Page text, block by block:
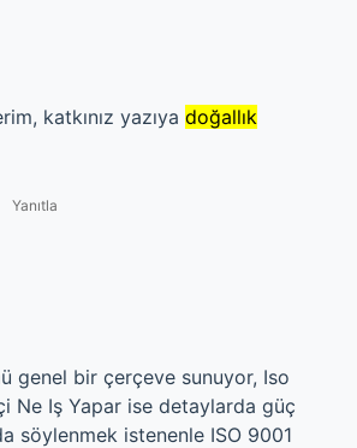
katkınız yazıya doğallık
Yanıtla
genel bir çerçeve sunuyor, Iso
Ne Iş Yapar ise detaylarda güç
söylenmek istenenle ISO 9001